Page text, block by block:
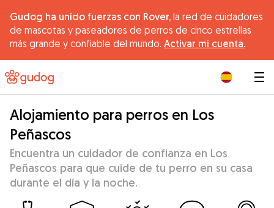
Gudog ha unido fuerzas con Rover, la red de cuidadores
de mascotas y paseadores de perros de cinco estrellas
más grande y confiable del mundo. Activar mi cuenta.
Alojamiento para perros en Los
Peñascos
Encuentra un cuidador de confianza en Los
Peñascos para que cuide de tu perro en su casa
durante el día y la noche.